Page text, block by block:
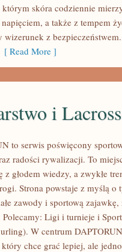
skóra codziennie
a także z tempem
wizerunek z
[ Read More ]
i
to serwis poświęcony
radości rywalizacji. To
z głodem wiedzy, a zwykłe
Strona powstaje z myślą
zawody i sportową
Polecamy: Ligi i turnieje i
W centrum
chce grać lepiej, ale